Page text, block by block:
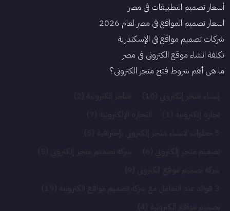
أسعار تصميم التطبيقات في مصر
اسعار تصميم المواقع في مصر لعام 2026
شركات تصميم مواقع في الإسكندرية
تكلفة انشاء موقع الكتروني فى مصر
ما هي أهم شروط فتح متجر الكتروني؟
إنشاء متجر إلكتروني (10) متاجر الكترونية (2)
تجارة إلكترونية (1) التجارة الإلكترونية (7)
(5)
تصميم متجر إلكتروني (6) شركة تصميم متجر إلكتروني (5)
شركة تصميم موقع الكتروني (9)
3 فوائد عند التعامل مع شركة تصميم مواقع الكترونية
(19)
تصميم مواقع الكترونية (4)